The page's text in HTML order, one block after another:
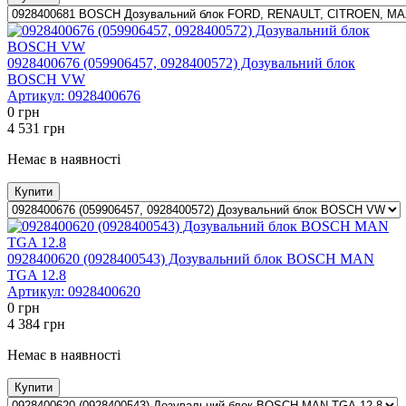
0928400676 (059906457, 0928400572) Дозувальний блок
BOSCH VW
Артикул: 0928400676
0 грн
4 531 грн
Немає в наявності
Купити
0928400620 (0928400543) Дозувальний блок BOSCH MAN
TGA 12.8
Артикул: 0928400620
0 грн
4 384 грн
Немає в наявності
Купити